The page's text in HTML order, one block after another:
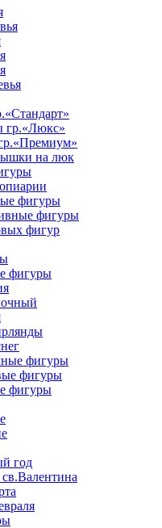
гр.«Люкс»
на люк
фигуры
фигуры
фигур
фигуры
фигуры
фигуры
фигуры
год